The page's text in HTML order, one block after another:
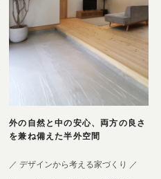
外の自然と中の安心、両方の良さ
を兼ね備えた半外空間
／ デザインから考える家づくり ／